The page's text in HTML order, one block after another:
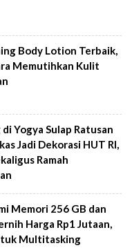
Body Lotion Terbaik,
Memutihkan Kulit
Yogya Sulap Ratusan
Jadi Dekorasi HUT RI,
Ramah
Memori 256 GB dan
Harga Rp1 Jutaan,
Multitasking